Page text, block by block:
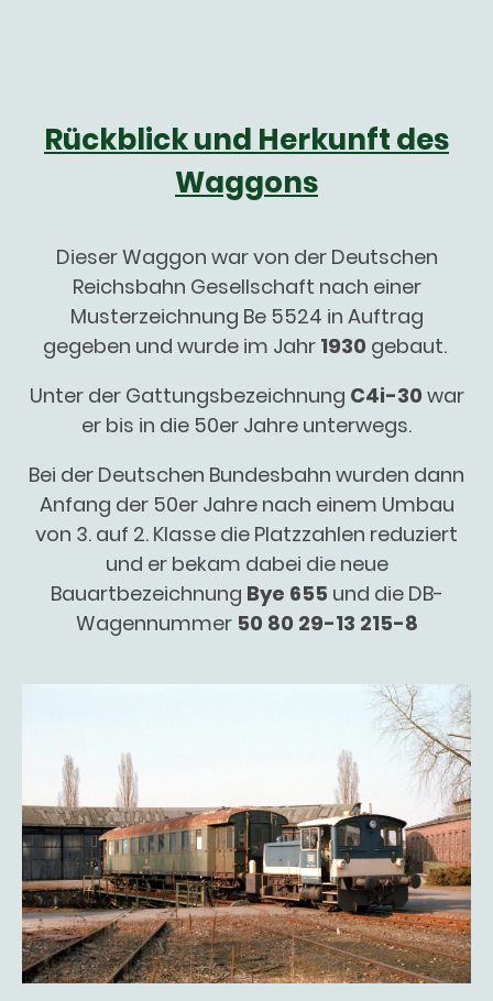
Rückblick und Herkunft des
Waggons
Dieser Waggon war von der Deutschen
Reichsbahn Gesellschaft nach einer
Musterzeichnung Be 5524 in Auftrag
gegeben und wurde im Jahr 1930 gebaut.
Unter der Gattungsbezeichnung C4i-30 war
er bis in die 50er Jahre unterwegs.
Bei der Deutschen Bundesbahn wurden dann
Anfang der 50er Jahre nach einem Umbau
von 3. auf 2. Klasse die Platzzahlen reduziert
und er bekam dabei die neue
Bauartbezeichnung Bye 655 und die DB-
Wagennummer 50 80 29-13 215-8